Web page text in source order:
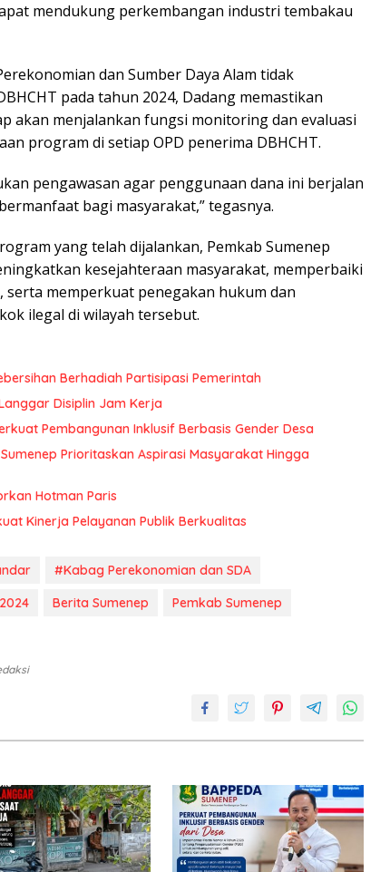
mendukung perkembangan industri tembakau
dan Sumber Daya Alam tidak
pada tahun 2024, Dadang memastikan
akan menjalankan fungsi monitoring dan evaluasi
program di setiap OPD penerima DBHCHT.
pengawasan agar penggunaan dana ini berjalan
bagi masyarakat,” tegasnya.
yang telah dijalankan, Pemkab Sumenep
kesejahteraan masyarakat, memperbaiki
serta memperkuat penegakan hukum dan
ilegal di wilayah tersebut.
Berhadiah Partisipasi Pemerintah
Disiplin Jam Kerja
Pembangunan Inklusif Berbasis Gender Desa
Prioritaskan Aspirasi Masyarakat Hingga
Hotman Paris
Kinerja Pelayanan Publik Berkualitas
#Kabag Perekonomian dan SDA
Berita Sumenep
Pemkab Sumenep